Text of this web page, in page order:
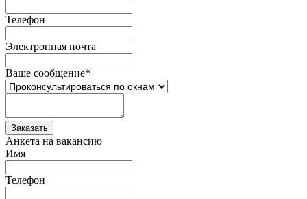
Телефон
Электронная почта
Ваше сообщение*
Анкета на вакансию
Имя
Телефон